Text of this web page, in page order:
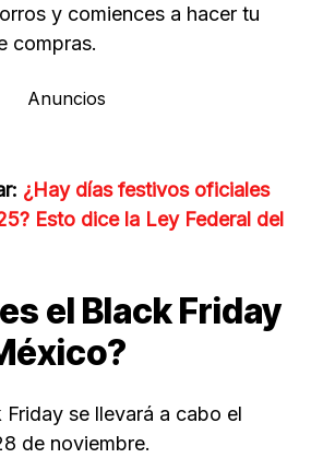
y comiences a hacer tu
compras.
Anuncios
¿Hay días festivos oficiales
Esto dice la Ley Federal del
el Black Friday
se llevará a cabo el
de noviembre.